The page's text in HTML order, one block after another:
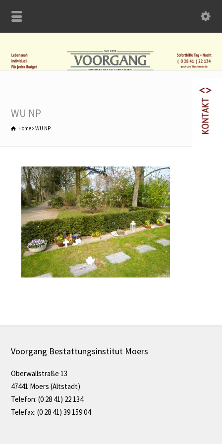
WU NP
Home WU NP
Voorgang Bestattungsinstitut Moers
Oberwallstraße 13
47441 Moers (Altstadt)
Telefon: (0 28 41) 22 134
Telefax: (0 28 41) 39 159 04